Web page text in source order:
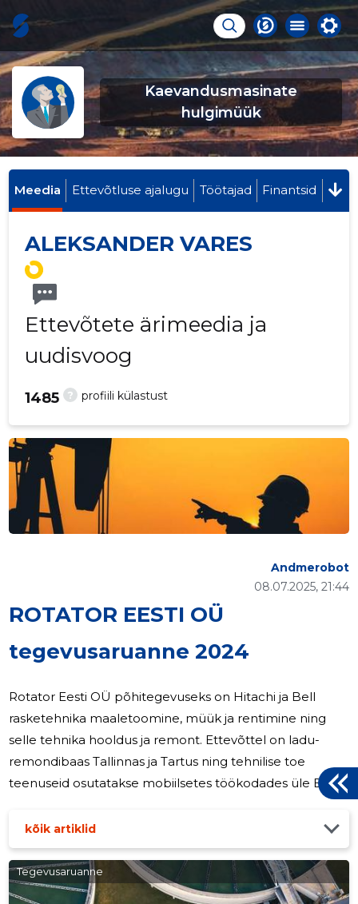
Kaevandusmasinate
hulgimüük
Meedia Ettevõtluse ajalugu Töötajad Finantsid
ALEKSANDER VARES
Ettevõtete ärimeedia ja
uudisvoog
? profiili külastust
1485
ROTATOR EESTI OÜ
tegevusaruanne 2024
08.07.2025, 21:44
Andmerobot
Rotator Eesti OÜ põhitegevuseks on Hitachi ja Bell
rasketehnika maaletoomine, müük ja rentimine ning
selle tehnika hooldus ja remont. Ettevõttel on ladu-
remondibaas Tallinnas ja Tartus ning tehnilise toe
teenuseid osutatakse mobiilsetes töökodades üle Eesti.
Vastavate investeeringute maht aastal 2023 oli 178 100
eurot. Aastal 2025 on kavas teha enam investeeringuid
dumperite müügiks pakkumise valdkonnas. Samuti on
kavas pöörata enam tähelepanu tööohutusele ja
kõik artiklid
Tegevusaruanne